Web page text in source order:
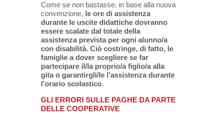
Come se non bastasse, in base alla nuova
convenzione, le ore di assistenza
durante le uscite didattiche dovranno
essere scalate dal totale della
assistenza prevista per ogni alunno/a
con disabilità. Ciò costringe, di fatto, le
famiglie a dover scegliere se far
partecipare il/la proprio/a figlio/a alla
gita o garantirgli/le l’assistenza durante
l’orario scolastico.
GLI ERRORI SULLE PAGHE DA PARTE
DELLE COOPERATIVE